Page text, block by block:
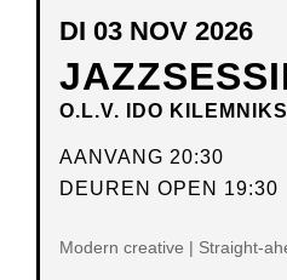
O.L.V. IDO
DI 03 NOV 2026
AANVANG 20:30
DEUREN OPEN 19:30
Modern creative | Straight-